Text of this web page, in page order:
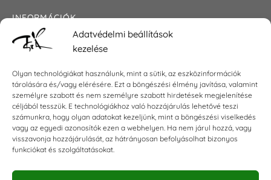
Adatvédelmi beállítások
kezelése
Olyan technológiákat használunk, mint a sütik, az eszközinformációk
tárolására és/vagy elérésére. Ezt a böngészési élmény javítása, valamint
személyre szabott és nem személyre szabott hirdetések megjelenítése
céljából tesszük. E technológiákhoz való hozzájárulás lehetővé teszi
számunkra, hogy olyan adatokat kezeljünk, mint a böngészési viselkedés
vagy az egyedi azonosítók ezen a webhelyen. Ha nem járul hozzá, vagy
visszavonja hozzájárulását, az hátrányosan befolyásolhat bizonyos
funkciókat és szolgáltatásokat.
INFORMÁCIÓK
Általános szerződési feltételek
Impresszum
KAPCSOLAT
E-mail:shop@torokszilvi.com
Telefon: +36 30 6767872